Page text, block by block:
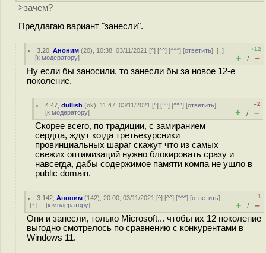
>зачем?
Предлагаю вариант "занесли".
3.20 ,Аноним (20), 10:38, 03/11/2021 [^] [^^] [^^^] [ответить][↓]
[к модератору]
+12
+ / –
Ну если бы заносили, то занесли бы за новое 12-е
поколение.
4.47 ,dullish (ok), 11:47, 03/11/2021 [^] [^^] [^^^] [ответить]
[к модератору]
–2
+ / –
Скорее всего, по традиции, с замиранием
сердца, ждут когда третьекурсники
провинциальных шараг скажут что из самых
свежих оптимизаций нужно блокировать сразу и
навсегда, дабы содержимое памяти компа не ушло в
public domain.
3.142 ,Аноним (142), 20:00, 03/11/2021 [^] [^^] [^^^] [ответить]
[↑] [к модератору]
–1
+ / –
Они и занесли, только Microsoft... чтобы их 12 поколение
выгодно смотрелось по сравнению с конкурентами в
Windows 11.